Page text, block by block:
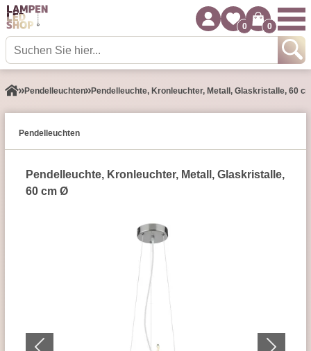
0 0
Pendel­leuchten Pendelleuchte, Kronleuchter, Metall, Glaskristalle, 60
Pendel­leuchten
Pendelleuchte, Kronleuchter, Metall, Glaskristalle,
60 cm Ø